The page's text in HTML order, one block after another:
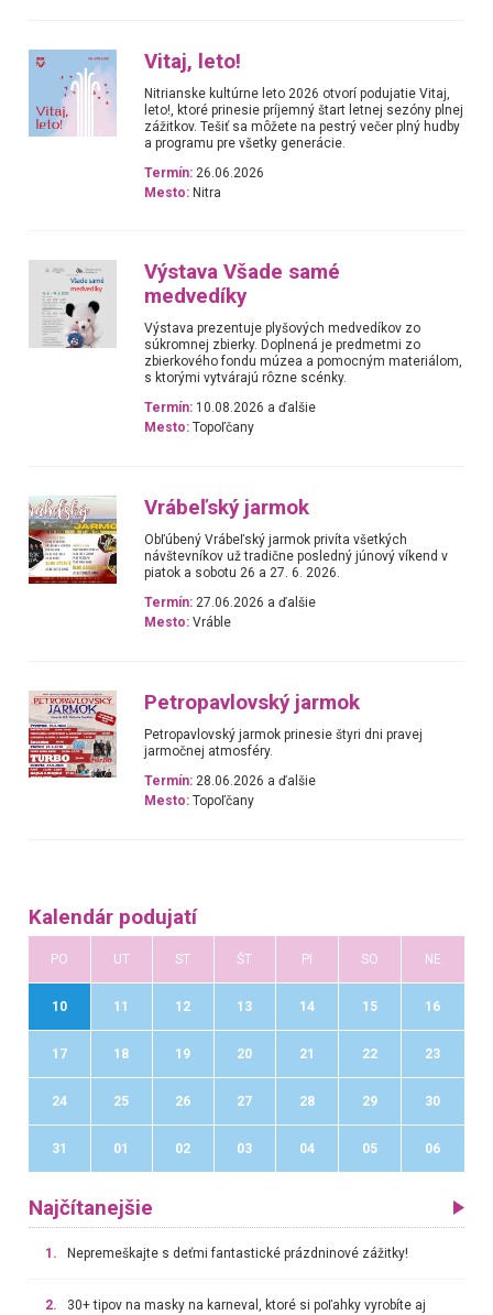
Vitaj, leto!
Nitrianske kultúrne leto 2026 otvorí podujatie Vitaj,
leto!, ktoré prinesie príjemný štart letnej sezóny plnej
zážitkov. Tešiť sa môžete na pestrý večer plný hudby
a programu pre všetky generácie.
Termín: 26.06.2026
Mesto: Nitra
Výstava Všade samé
medvedíky
Výstava prezentuje plyšových medvedíkov zo
súkromnej zbierky. Doplnená je predmetmi zo
zbierkového fondu múzea a pomocným materiálom,
s ktorými vytvárajú rôzne scénky.
Termín: 10.08.2026 a ďalšie
Mesto: Topoľčany
Vrábeľský jarmok
Obľúbený Vrábeľský jarmok privíta všetkých
návštevníkov už tradične posledný júnový víkend v
piatok a sobotu 26 a 27. 6. 2026.
Termín: 27.06.2026 a ďalšie
Mesto: Vráble
Petropavlovský jarmok
Petropavlovský jarmok prinesie štyri dni pravej
jarmočnej atmosféry.
Termín: 28.06.2026 a ďalšie
Mesto: Topoľčany
Kalendár podujatí
PO UT ST ŠT PI SO NE
10 11 12 13 14 15 16
17 18 19 20 21 22 23
24 25 26 27 28 29 30
31 01 02 03 04 05 06
Najčítanejšie
1. Nepremeškajte s deťmi fantastické prázdninové zážitky!
2.
30+ tipov na masky na karneval, ktoré si poľahky vyrobíte aj